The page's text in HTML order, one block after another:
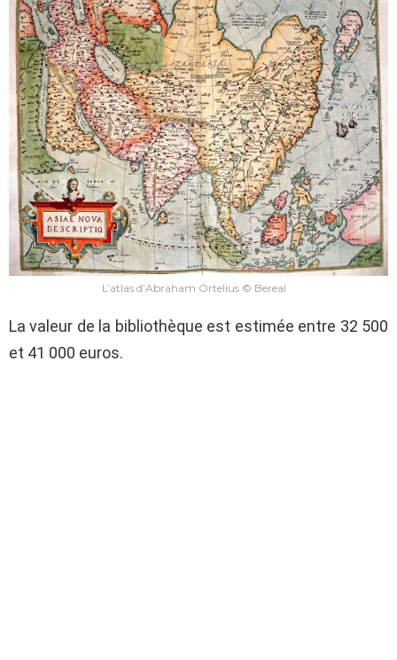
L’atlas d’Abraham Ortelius © Bereal
La valeur de la bibliothèque est estimée entre 32 500
et 41 000 euros.